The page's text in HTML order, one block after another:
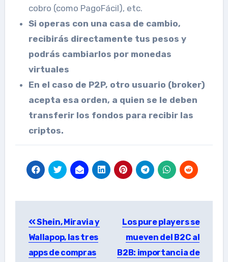
cobro (como PagoFácil), etc.
Si operas con una casa de cambio,
recibirás directamente tus pesos y
podrás cambiarlos por monedas
virtuales
En el caso de P2P, otro usuario (broker)
acepta esa orden, a quien se le deben
transferir los fondos para recibir las
criptos.
navigation
Shein, Miravia y
Wallapop, las tres
apps de compras
Los pure players se
mueven del B2C al
B2B: importancia de